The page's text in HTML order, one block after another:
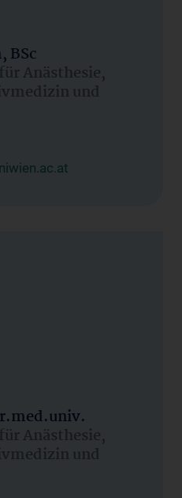
BSc
Anästhesie,
und
Anästhesie,
und